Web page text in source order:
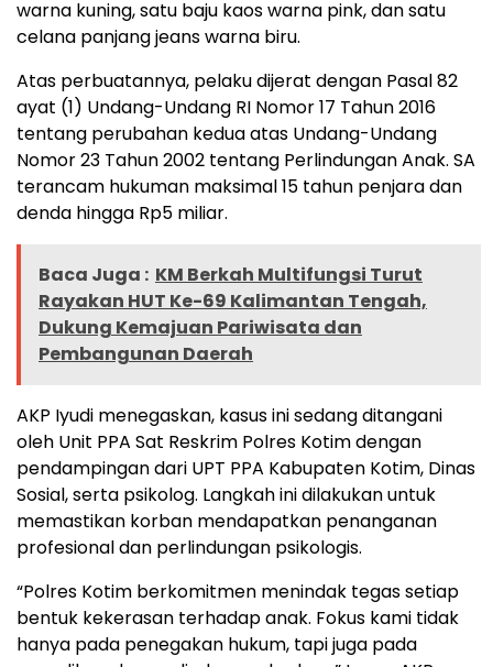
warna kuning, satu baju kaos warna pink, dan satu
celana panjang jeans warna biru.
Atas perbuatannya, pelaku dijerat dengan Pasal 82
ayat (1) Undang-Undang RI Nomor 17 Tahun 2016
tentang perubahan kedua atas Undang-Undang
Nomor 23 Tahun 2002 tentang Perlindungan Anak. SA
terancam hukuman maksimal 15 tahun penjara dan
denda hingga Rp5 miliar.
Baca Juga : KM Berkah Multifungsi Turut
Rayakan HUT Ke-69 Kalimantan Tengah,
Dukung Kemajuan Pariwisata dan
Pembangunan Daerah
AKP Iyudi menegaskan, kasus ini sedang ditangani
oleh Unit PPA Sat Reskrim Polres Kotim dengan
pendampingan dari UPT PPA Kabupaten Kotim, Dinas
Sosial, serta psikolog. Langkah ini dilakukan untuk
memastikan korban mendapatkan penanganan
profesional dan perlindungan psikologis.
“Polres Kotim berkomitmen menindak tegas setiap
bentuk kekerasan terhadap anak. Fokus kami tidak
hanya pada penegakan hukum, tapi juga pada